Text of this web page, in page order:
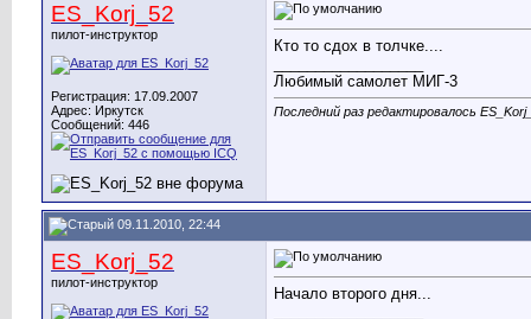
ES_Korj_52
пилот-инструктор
Регистрация: 17.09.2007
Адрес: Иркутск
Сообщений: 446
Кто то cдох в толчке....
Любимый самолет МИГ-3
Последний раз редактировалось
09.11.2010, 22:44
ES_Korj_52
пилот-инструктор
Начало второго дня...